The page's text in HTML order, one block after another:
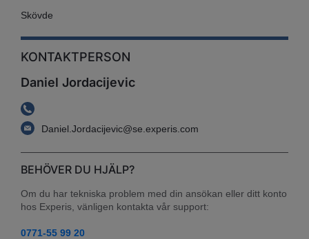
Skövde
KONTAKTPERSON
Daniel Jordacijevic
Daniel.Jordacijevic@se.experis.com
BEHÖVER DU HJÄLP?
Om du har tekniska problem med din ansökan eller ditt konto
hos Experis, vänligen kontakta vår support:
0771-55 99 20